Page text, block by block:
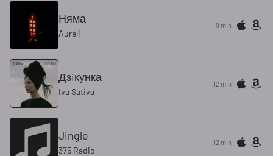
Няма
Aureli
9 min
Дзiкунка
Iva Sativa
12 min
Jingle
375 Radio
12 min